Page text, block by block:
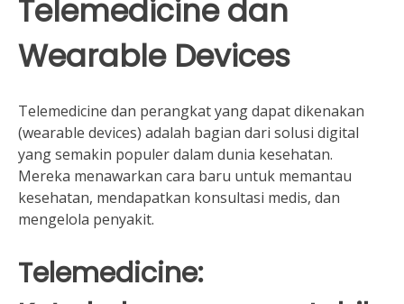
Telemedicine dan
Wearable Devices
Telemedicine dan perangkat yang dapat dikenakan
(wearable devices) adalah bagian dari solusi digital
yang semakin populer dalam dunia kesehatan.
Mereka menawarkan cara baru untuk memantau
kesehatan, mendapatkan konsultasi medis, dan
mengelola penyakit.
Telemedicine: